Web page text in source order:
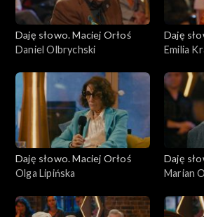
Daję słowo. Maciej Orłoś
Daniel Olbrychski
Daję
Emilia
Daję słowo. Maciej Orłoś
Olga Lipińska
Daję
Marian